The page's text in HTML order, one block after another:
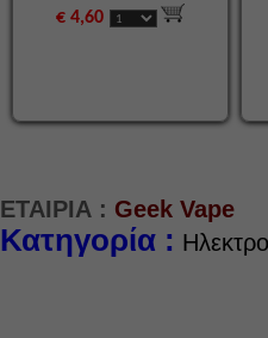
€ 4,60
ΕΤΑΙΡΙΑ : Geek Vape
Κατηγορία :